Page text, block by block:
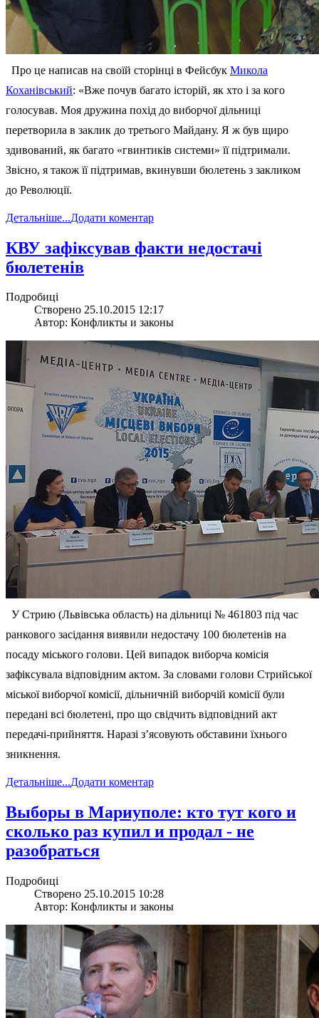
Про це написав на своїй сторінці в Фейсбук Микола
Коханівський: «Вже почув багато історій, як хто і за кого
голосував. Моя дружина похід до виборчої дільниці
перетворила в заклик до третього Майдану. Я ж був щиро
здивований, як багато «гвинтиків системи» її підтримали.
Звісно, я також її підтримав, вкинувши бюлетень з закликом
до Революції.
Детальніше...Додати коментар
КВУ зафіксував факти недостачі
бюлетенів
Подробиці
Створено 25.10.2015 12:17
Автор: Конфликты и законы
У Стрию (Львівська область) на дільниці № 461803 під час
ранкового засідання виявили недостачу 100 бюлетенів на
посаду міського голови. Цей випадок виборча комісія
зафіксувала відповідним актом. За словами голови Стрийської
міської виборчої комісії, дільничній виборчій комісії були
передані всі бюлетені, про що свідчить відповідний акт
передачі-прийняття. Наразі з’ясовують обставини їхнього
зникнення.
Детальніше...Додати коментар
Выборы в Мариуполе: кто тут кого и
сколько раз купил и продал - не
разобраться
Подробиці
Створено 25.10.2015 10:28
Автор: Конфликты и законы